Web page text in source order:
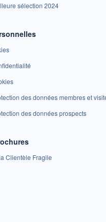
sélection 2024
des données membres et
des données prospects
Clientèle Fragile